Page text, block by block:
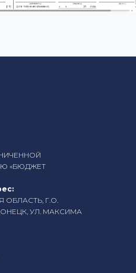
«БЮДЖЕТ
ОБЛАСТЬ, Г.О.
УЛ. МАКСИМА